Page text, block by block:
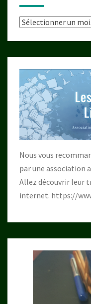
Archives
Nous vous
par une association
Allez découvrir leur
internet. https://